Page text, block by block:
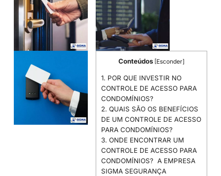
Conteúdos [Esconder]
1. POR QUE INVESTIR NO
CONTROLE DE ACESSO PARA
CONDOMÍNIOS?
2. QUAIS SÃO OS BENEFÍCIOS
DE UM CONTROLE DE ACESSO
PARA CONDOMÍNIOS?
3. ONDE ENCONTRAR UM
CONTROLE DE ACESSO PARA
CONDOMÍNIOS? A EMPRESA
SIGMA SEGURANÇA